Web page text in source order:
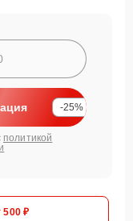
-25%
политикой
500 ₽